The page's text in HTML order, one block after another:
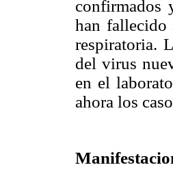
confirmados
han fallecido
respiratoria.
del virus
en el
ahora los